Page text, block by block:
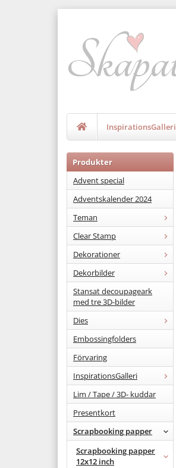
InspirationsGalleri
Produkter
Advent special
Adventskalender 2024
Teman
Clear Stamp
Dekorationer
Dekorbilder
Stansat decoupageark
med tre 3D-bilder
Dies
Embossingfolders
Förvaring
InspirationsGalleri
Lim / Tape / 3D- kuddar
Presentkort
Scrapbooking papper
Scrapbooking papper
12x12 inch